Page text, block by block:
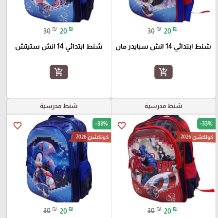
30 ₪ 20 ₪
شنط ابتدائي 14 انش سبايدر مان
add_shopping_cart
30 ₪ 20 ₪
شنط ابتدائي 14 انش ستيتش
add_shopping_cart
شنط مدرسية
favorite_border -33%
كولكشن 2026
30 ₪ 20 ₪
شنط مدرسية
favorite_border -33%
كولكشن 2026
30 ₪ 20 ₪